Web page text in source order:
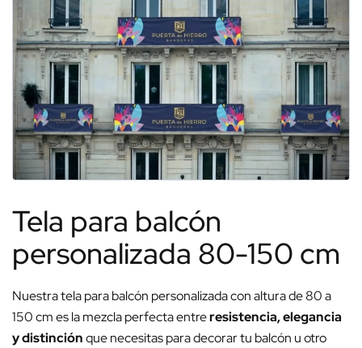
Tela para balcón
personalizada 80-150 cm
Nuestra tela para balcón personalizada con altura de 80 a
150 cm es la mezcla perfecta entreresistencia, elegancia
y distinciónque necesitas para decorar tu balcón u otro